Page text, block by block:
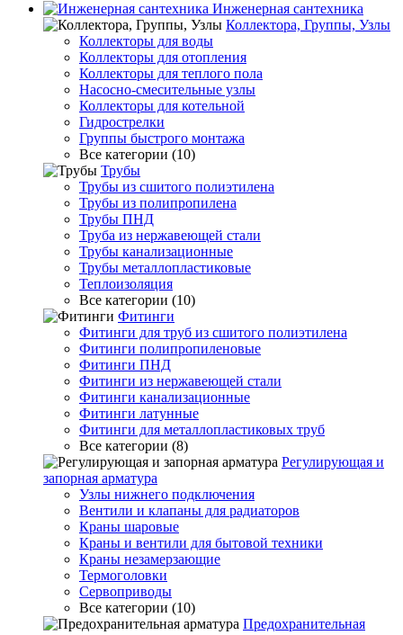
Инженерная сантехника
Коллектора, Группы, Узлы
Коллекторы для воды
Коллекторы для отопления
Коллекторы для теплого пола
Насосно-смесительные узлы
Коллекторы для котельной
Гидрострелки
Группы быстрого монтажа
Все категории (10)
Трубы
Трубы из сшитого полиэтилена
Трубы из полипропилена
Трубы ПНД
Труба из нержавеющей стали
Трубы канализационные
Трубы металлопластиковые
Теплоизоляция
Все категории (10)
Фитинги
Фитинги для труб из сшитого полиэтилена
Фитинги полипропиленовые
Фитинги ПНД
Фитинги из нержавеющей стали
Фитинги канализационные
Фитинги латунные
Фитинги для металлопластиковых труб
Все категории (8)
Регулирующая и
запорная арматура
Узлы нижнего подключения
Вентили и клапаны для радиаторов
Краны шаровые
Краны и вентили для бытовой техники
Краны незамерзающие
Термоголовки
Сервоприводы
Все категории (10)
Предохранительная